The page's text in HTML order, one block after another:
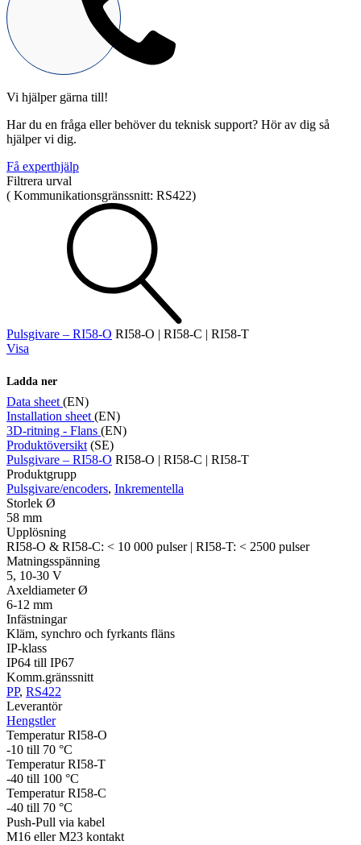
Positionsvisare / Mätklockor
Pulsgivare / Encoders
Servodrifter Roterande ställdon
Mätning
MätskalorRäknare / Displayer
Givare
Maskinsäkerhet
LjusridåerLjustorn
Varningsljud
Varningsljus
Övrigt
KablageESD / Antistatutrustning
Vi hjälper gärna till!
Har du en fråga eller behöver du teknisk support? Hör av dig så
hjälper vi dig.
Få experthjälp
Filtrera urval
( Kommunikationsgränssnitt: RS422)
Pulsgivare – RI58-O RI58-O | RI58-C | RI58-T
Visa
Ladda ner
Data sheet (EN)
Installation sheet (EN)
3D-ritning - Flans (EN)
Produktöversikt (SE)
Pulsgivare – RI58-O RI58-O | RI58-C | RI58-T
Produktgrupp
Pulsgivare/encoders, Inkrementella
Storlek Ø
58 mm
Upplösning
RI58-O & RI58-C: < 10 000 pulser | RI58-T: < 2500 pulser
Matningsspänning
5, 10-30 V
Axeldiameter Ø
6-12 mm
Infästningar
Kläm, synchro och fyrkants fläns
IP-klass
IP64 till IP67
Komm.gränssnitt
PP, RS422
Leverantör
Hengstler
Temperatur RI58-O
-10 till 70 °C
Temperatur RI58-T
-40 till 100 °C
Temperatur RI58-C
-40 till 70 °C
Push-Pull via kabel
M16 eller M23 kontakt